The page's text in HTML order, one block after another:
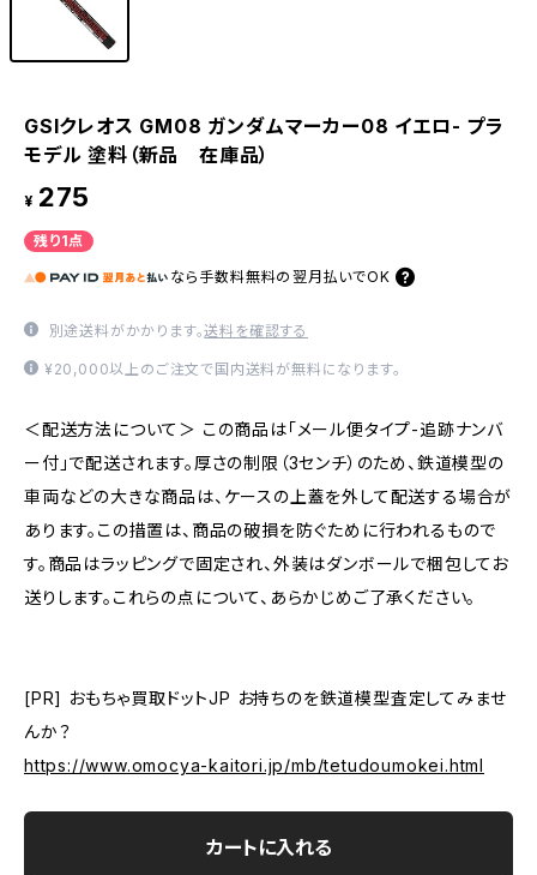
GSIクレオス GM08 ガンダムマーカー08 イエロ- プラ
モデル 塗料（新品 在庫品）
¥ 275
残り1点
なら 手数料無料の 翌月払いでOK
別途送料がかかります。送料を確認する
¥20,000以上のご注文で国内送料が無料になります。
＜配送方法について＞ この商品は「メール便タイプ-追跡ナンバ
ー付」で配送されます。厚さの制限（3センチ）のため、鉄道模型の
車両などの大きな商品は、ケースの上蓋を外して配送する場合が
あります。この措置は、商品の破損を防ぐために行われるもので
す。商品はラッピングで固定され、外装はダンボールで梱包してお
送りします。これらの点について、あらかじめご了承ください。
[PR] おもちゃ買取ドットJP お持ちのを鉄道模型査定してみませ
んか？
https://www.omocya-kaitori.jp/mb/tetudoumokei.html
カートに入れる